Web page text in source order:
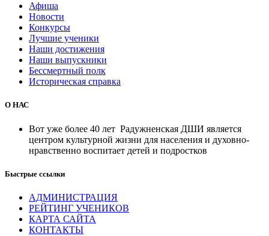
Афиша
Новости
Конкурсы
Лучшие ученики
Наши достижения
Наши выпускники
Бессмертный полк
Историческая справка
О НАС
Вот уже более 40 лет Радужненская ДШИ является
центром культурной жизни для населения и духовно-
нравственно воспитает детей и подростков
Быстрые ссылки
АДМИНИСТРАЦИЯ
РЕЙТИНГ УЧЕНИКОВ
КАРТА САЙТА
КОНТАКТЫ